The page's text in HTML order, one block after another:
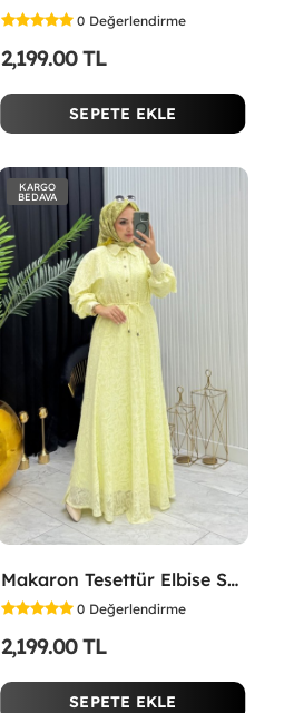
0 Değerlendirme
2,199.00 TL
SEPETE EKLE
KARGO
BEDAVA
Makaron Tesettür Elbise Sarı Sarı
0 Değerlendirme
2,199.00 TL
SEPETE EKLE